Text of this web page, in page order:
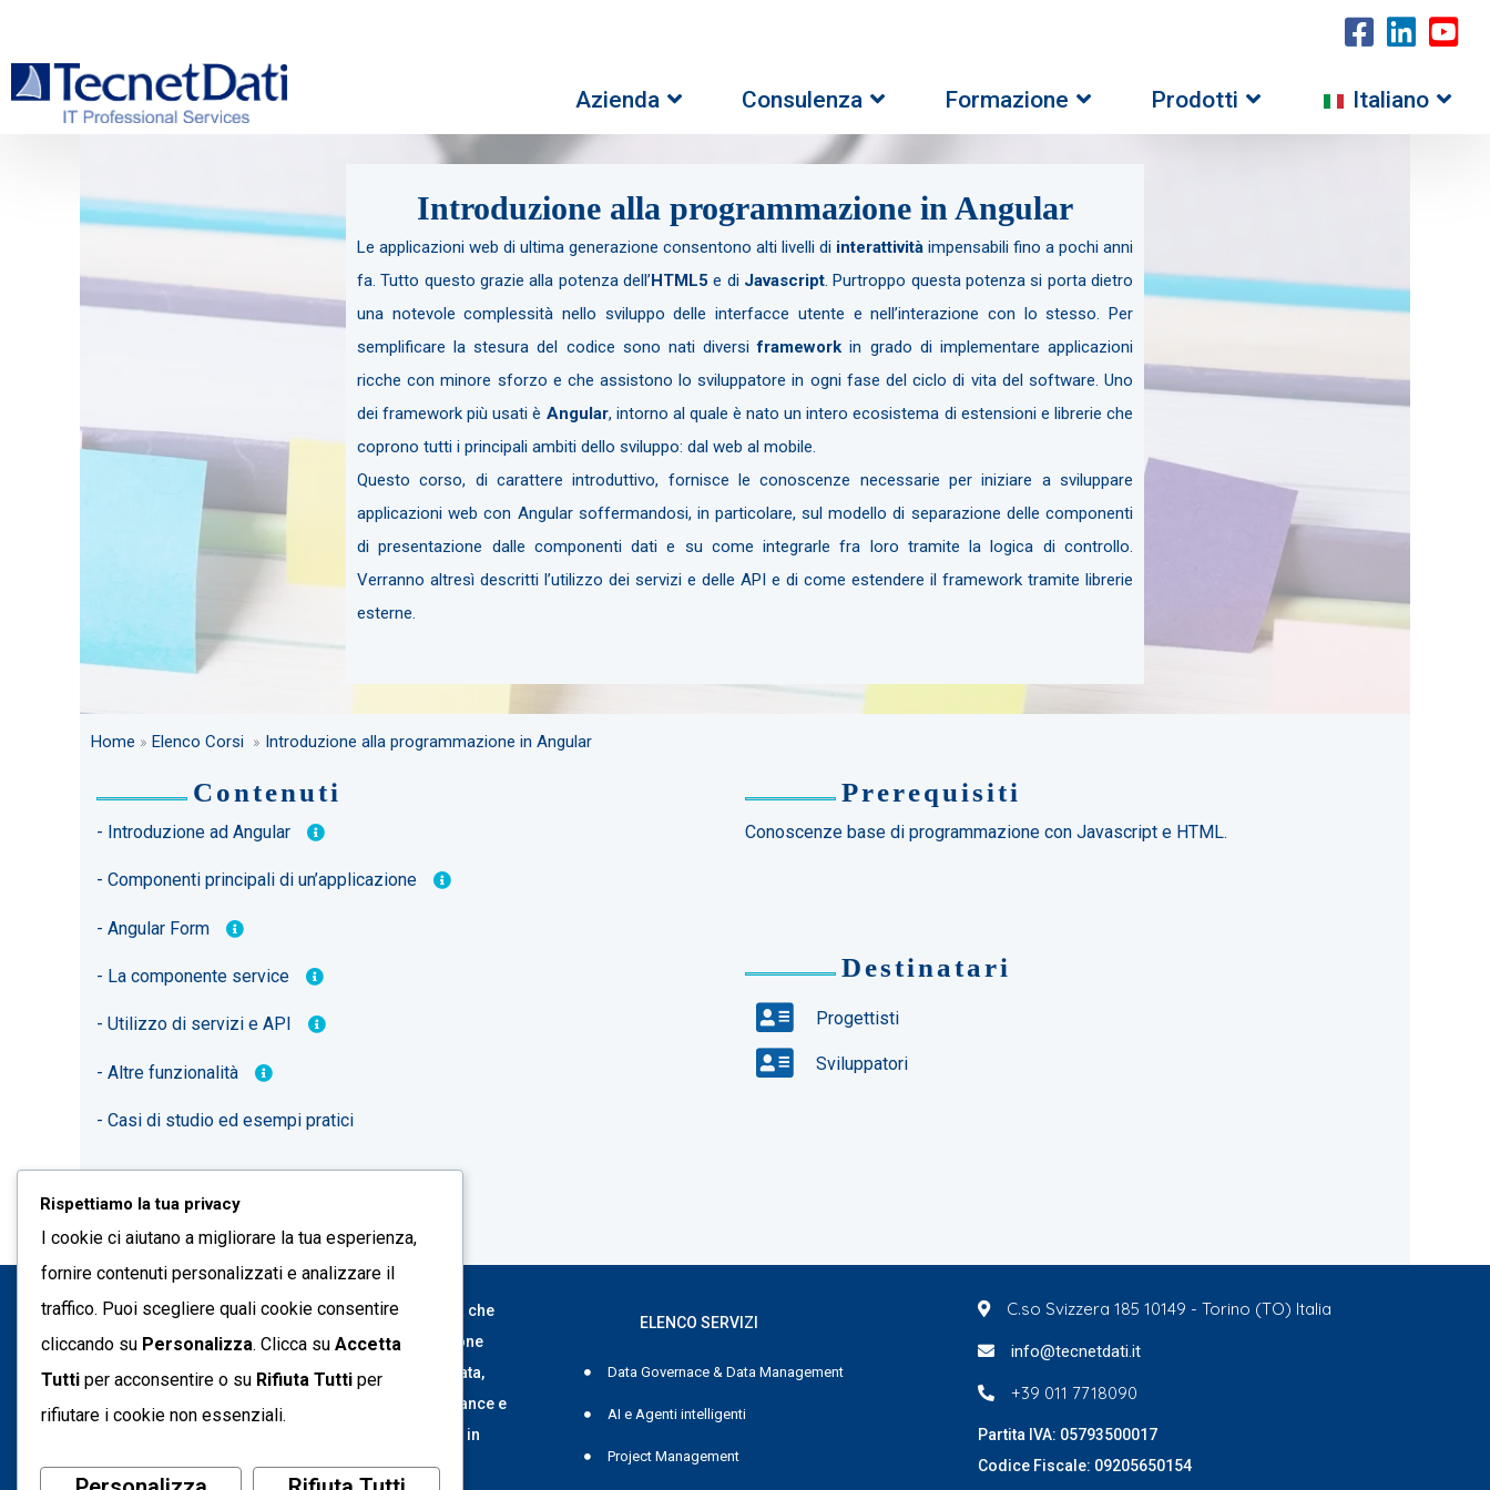
Azienda Consulenza Formazione Prodotti Italiano
Introduzione alla programmazione in Angular
Le applicazioni web di ultima generazione consentono alti livelli di interattività impensabili fino a pochi anni
fa. Tutto questo grazie alla potenza dell’HTML5 e di Javascript. Purtroppo questa potenza si porta dietro
una notevole complessità nello sviluppo delle interfacce utente e nell’interazione con lo stesso. Per
semplificare la stesura del codice sono nati diversiframework in grado di implementare applicazioni
ricche con minore sforzo e che assistono lo sviluppatore in ogni fase del ciclo di vita del software. Uno
dei framework più usati è Angular, intorno al quale è nato un intero ecosistema di estensioni e librerie che
coprono tutti i principali ambiti dello sviluppo: dal web al mobile.
Questo corso, di carattere introduttivo, fornisce le conoscenze necessarie per iniziare a sviluppare
applicazioni web con Angular soffermandosi, in particolare, sul modello di separazione delle componenti
di presentazione dalle componenti dati e su come integrarle fra loro tramite la logica di controllo.
Verranno altresì descritti l’utilizzo dei servizi e delle API e di come estendere il framework tramite librerie
esterne.
Home » Elenco Corsi » Introduzione alla programmazione in Angular
Contenuti
- Introduzione ad Angular
- Componenti principali di un’applicazione
- Angular Form
- La componente service
- Utilizzo di servizi e API
- Altre funzionalità
- Casi di studio ed esempi pratici
3 giorni
Prerequisiti
Conoscenze base di programmazione con Javascript e HTML.
Destinatari
Progettisti
Sviluppatori
Tecnet Dati è una società di consulenza informatica che
affianca le organizzazioni nei percorsi di innovazione
digitale. Progettiamo soluzioni evolute in ambito Data,
Intelligenza Artificiale, Advanced Analytics, Governance e
Architetture IT, trasformando tecnologie e processi in
valore concreto e sostenibile per il business.
ELENCO SERVIZI
Data Governace & Data Management
AI e Agenti intelligenti
Project Management
C.so Svizzera 185 10149 - Torino (TO) Italia
info@tecnetdati.it
+39 011 7718090
Partita IVA: 05793500017
Codice Fiscale: 09205650154
Rispettiamo la tua privacy
I cookie ci aiutano a migliorare la tua esperienza,
fornire contenuti personalizzati e analizzare il
traffico. Puoi scegliere quali cookie consentire
cliccando su Personalizza. Clicca su Accetta
Tutti per acconsentire o su Rifiuta Tutti per
rifiutare i cookie non essenziali.